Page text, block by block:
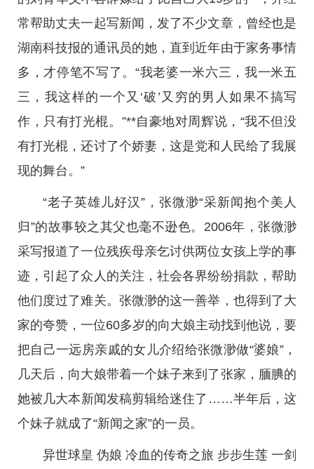
常帮助丈夫一起写新闻，发了不少文章，曾经也是
湖南科技报的通讯员的她，直到近年由于家务事情
多，才停笔不写了。“我老婆一米六三，我一米五
三，我这样的一个又‘破’又穷的男人如果不搞写
作，只有打光棍。”**自豪地对周辉说，“我不但没
有打光棍，还讨了个娇妻，这是党和人民给了我展
现的舞台。”
“老子英雄儿好汉”，张微渺“采新闻抱个美人
归”的故事较之其父也毫不逊色。2006年，张微渺
采写报道了一位残疾母亲乞讨供两位女孩上学的事
迹，引起了众人的关注，社会各界纷纷捐款，帮助
他们度过了难关。张微渺的这一善举，也得到了大
家的夸赞，一位60多岁的向大娘主动找到他说，要
把自己一远房亲戚的女儿介绍给张微渺做“婆娘”，
几天后，向大娘带着一个妹子来到了张家，腼腆的
她被几大本新闻发稿剪辑给迷住了……半年后，这
个妹子就成了“新闻之家”的一员。
异世球皇 伪娘 冷血的传奇之旅 步步生莲 一剑